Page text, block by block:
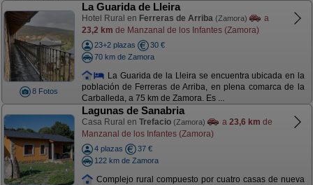
8 Fotos
La Guarida de Lleira
Hotel Rural en Ferreras de Arriba (Zamora)
a
23,2 km de Manzanal de los Infantes (Zamora)
23+2 plazas
30 €
70 km de Zamora
La Guarida de la Lleira se encuentra ubicada en la
población de Ferreras de Arriba, en plena comarca de la
Carballeda, a 75 km de Zamora. Es ...
Lagunas de Sanabria
Casa Rural en Trefacio (Zamora) a 23,6 km de
Manzanal de los Infantes (Zamora)
4 plazas
37 €
122 km de Zamora
Complejo rural compuesto por cuatro casas de nueva